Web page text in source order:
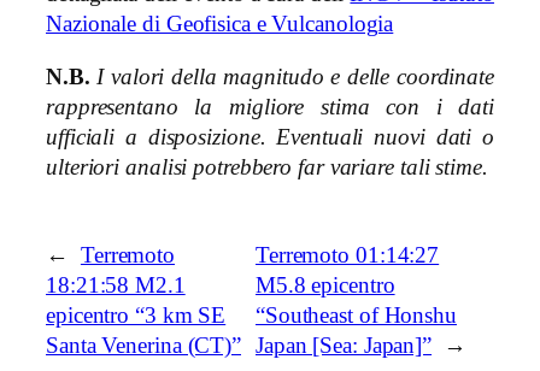
Nazionale di Geofisica e Vulcanologia
N.B. I valori della magnitudo e delle coordinate
rappresentano la migliore stima con i dati
ufficiali a disposizione. Eventuali nuovi dati o
ulteriori analisi potrebbero far variare tali stime.
←
Terremoto
18:21:58 M2.1
epicentro “3 km SE
Santa Venerina (CT)”
Terremoto 01:14:27
M5.8 epicentro
“Southeast of Honshu
Japan [Sea: Japan]”
→